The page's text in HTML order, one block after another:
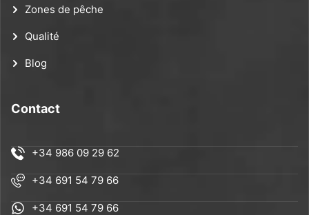
Zones de pêche
Qualité
Blog
Contact
+34 986 09 29 62
+34 691 54 79 66
+34 691 54 79 66